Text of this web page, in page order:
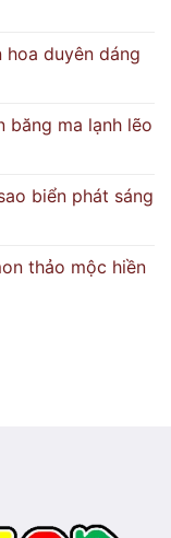
hoa duyên dáng
băng ma lạnh lẽo
biển phát sáng
thảo mộc hiền